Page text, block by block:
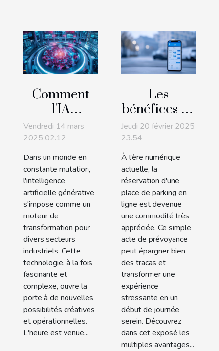
Comment
l'IA
générative
transforme-
t-elle les
industries
modernes ?
Vendredi 14 mars
2025 02:12
Dans un monde en
constante mutation,
l'intelligence
artificielle générative
s'impose comme un
moteur de
transformation pour
divers secteurs
industriels. Cette
technologie, à la fois
fascinante et
complexe, ouvre la
porte à de nouvelles
possibilités créatives
et opérationnelles.
L'heure est venue...
Les
bénéfices de
réserver
votre place
de parking
en ligne
Jeudi 20 février 2025
23:54
À l'ère numérique
actuelle, la
réservation d'une
place de parking en
ligne est devenue
une commodité très
appréciée. Ce simple
acte de prévoyance
peut épargner bien
des tracas et
transformer une
expérience
stressante en un
début de journée
serein. Découvrez
dans cet exposé les
multiples avantages...